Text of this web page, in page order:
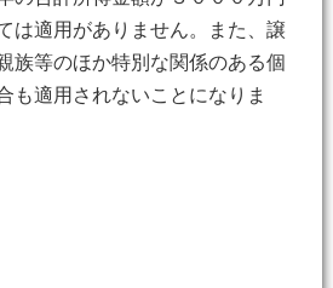
は適用がありません。また、譲
族等のほか特別な関係のある個
も適用されないことになりま